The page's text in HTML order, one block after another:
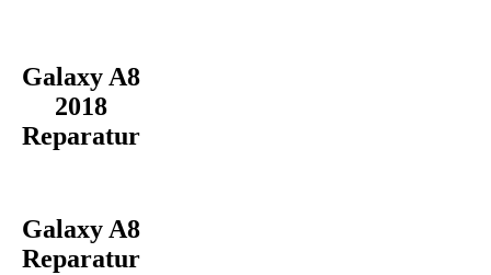
Galaxy A8
2018
Reparatur
Galaxy A8
Reparatur